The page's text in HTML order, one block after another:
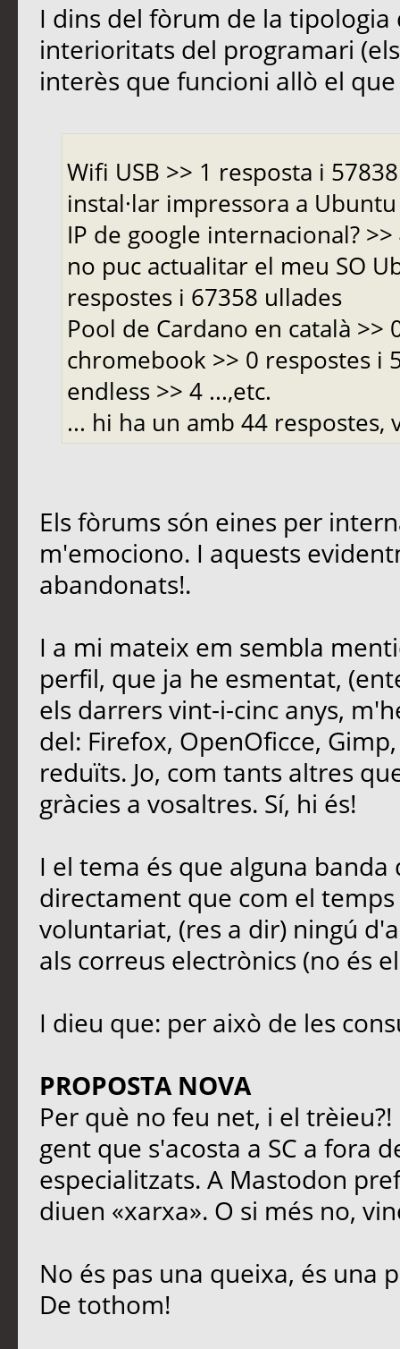
I dins del fòrum de la
interioritats del programari
interès que funcioni allò el que
Wifi USB >> 1 resposta i
instal·lar impressora a
IP de google internacional?
no puc actualitar el meu SO
respostes i 67358 ullades
Pool de Cardano en català >>
chromebook >> 0 respostes i
endless >> 4 ...,etc.
... hi ha un amb 44 respostes,
Els fòrums són eines per
m'emociono. I aquests
abandonats!.
I a mi mateix em sembla
perfil, que ja he esmentat,
els darrers vint-i-cinc anys,
del: Firefox, OpenOficce,
reduïts. Jo, com tants altres
gràcies a vosaltres. Sí, hi és!
I el tema és que alguna
directament que com el
voluntariat, (res a dir) ningú
als correus electrònics (no és
I dieu que: per això de les
PROPOSTA NOVA
Per què no feu net, i el
gent que s'acosta a SC a fora
especialitzats. A Mastodon
diuen «xarxa». O si més no,
No és pas una queixa, és
De tothom!